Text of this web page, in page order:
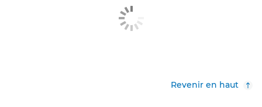
Revenir en haut